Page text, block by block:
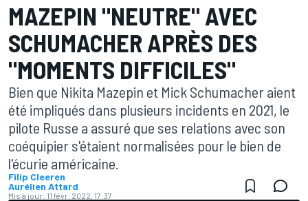
MAZEPIN "NEUTRE" AVEC
SCHUMACHER APRÈS DES
"MOMENTS DIFFICILES"
Bien que Nikita Mazepin et Mick Schumacher aient
été impliqués dans plusieurs incidents en 2021, le
pilote Russe a assuré que ses relations avec son
coéquipier s'étaient normalisées pour le bien de
l'écurie américaine.
Filip Cleeren
Aurélien Attard
Mis à jour: 11 févr. 2022, 17:37